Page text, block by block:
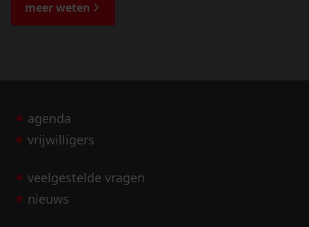
meer weten
agenda
vrijwilligers
veelgestelde vragen
nieuws